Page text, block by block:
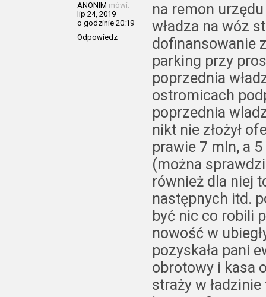
ANONIM mówi:
lip 24, 2019
o godzinie 20:19
Odpowiedz
na remon
władza na wóz
dofinansowanie
parking przy
poprzednia
ostromicach
poprzednia
nikt nie złożył
prawie 7 mln, a
(można
również dla niej
następnych itd.
być nic co robili
nowość w
pozyskała pani
obrotowy i kasa
straży w